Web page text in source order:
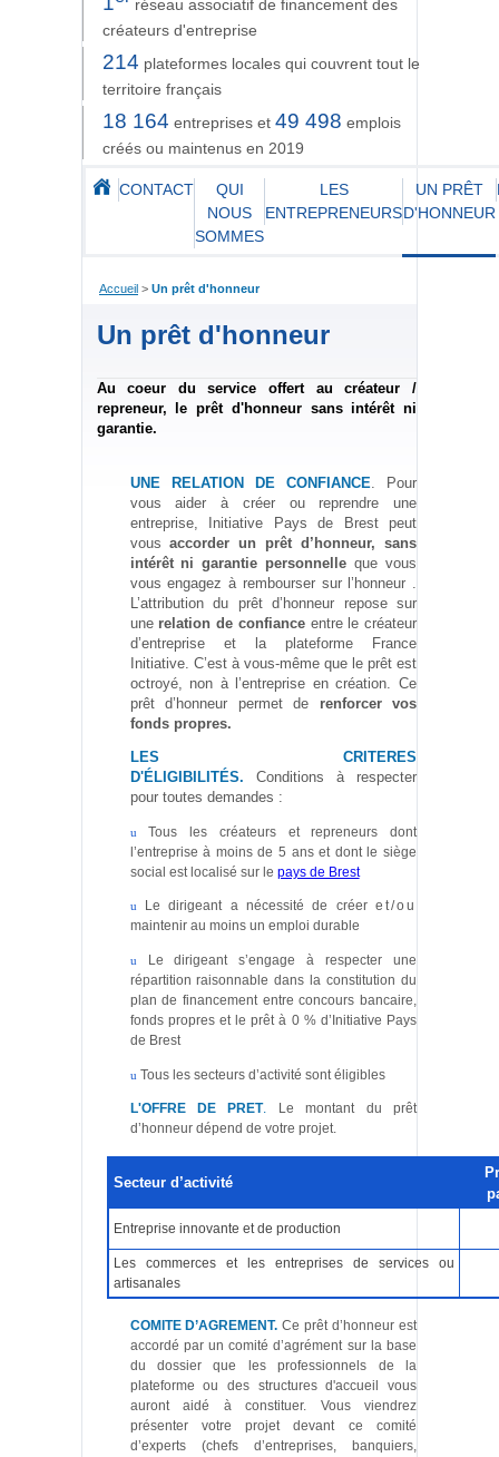
réseau associatif de financement des
créateurs d'entreprise
214 plateformes locales qui couvrent tout le
territoire français
18 164 entreprises et 49 498 emplois
créés ou maintenus en 2019
CONTACT
QUI
NOUS
SOMMES
LES
ENTREPRENEURS
UN PRÊT
D'HONNEUR
Accueil > Un prêt d'honneur
Un prêt d'honneur
Au coeur du service offert au créateur /
repreneur, le prêt d'honneur sans intérêt ni
garantie.
UNE RELATION DE CONFIANCE . Pour
vous aider à créer ou reprendre une
entreprise, Initiative Pays de Brest peut
vousaccorder un prêt d’honneur, sans
intérêt ni garantie personnelle que vous
vous engagez à rembourser sur l’honneur .
L’attribution du prêt d’honneur repose sur
unerelation de confianceentre le créateur
d’entreprise et la plateforme France
Initiative. C’est à vous-même que le prêt est
octroyé, non à l’entreprise en création. Ce
prêt d’honneur permet de renforcer vos
fonds propres.
LES CRITERES
D'ÉLIGIBILITÉS. Conditions à respecter
pour toutes demandes :
u Tous les créateurs et repreneurs dont
l’entreprise à moins de 5 ans et dont le siège
social est localisé sur le pays de Brest
u Le dirigeant a nécessité de créer et/ou
maintenir au moins un emploi durable
u
Le dirigeant s’engage à respecter une
répartition raisonnable dans la constitution du
plan de financement entre concours bancaire,
fonds propres et le prêt à 0 % d’Initiative Pays
de Brest
u Tous les secteurs d’activité sont éligibles
L'OFFRE DE PRET.
Le montant du prêt
d’honneur dépend de votre projet.
Secteur d’activité
Entreprise innovante et de production
Les commerces et les entreprises de services ou
artisanales
COMITE D’AGREMENT. Ce prêt d’honneur est
accordé par un comité d’agrément sur la base
du dossier que les professionnels de la
plateforme ou des structures d'accueil vous
auront aidé à constituer. Vous viendrez
présenter votre projet devant ce comité
d’experts (chefs d’entreprises, banquiers,